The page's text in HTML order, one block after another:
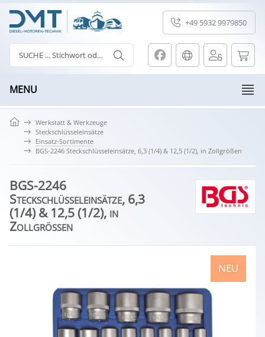
+49 5932 9979850
MENU
Werkstatt & Werkzeuge
Steckschlüsseleinsätze
Einsatz-Sortimente
BGS-2246 Steckschlüsseleinsätze, 6,3 (1/4) & 12,5 (1/2), in Zollgrößen
BGS-2246
Steckschlüsseleinsätze, 6,3
(1/4) & 12,5 (1/2), in
Zollgrößen
NEU